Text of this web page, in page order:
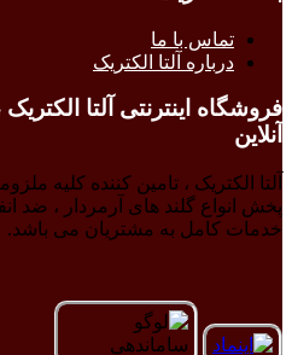
تماس با ما
درباره آلتا الکتریک
فروشگاه اینترنتی آلتا
آنلاین
آلتا الکتریک ، تامین کننده کلیه
پخش انواع گلند های آرمردار ، ضد
خدمات کامل به مشتریان می باشد.